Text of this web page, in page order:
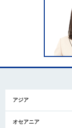
アジア
オセアニア